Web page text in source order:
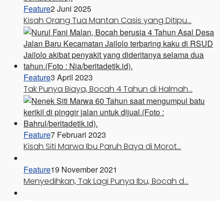
Feature2 Juni 2025
Kisah Orang Tua Mantan Casis yang Ditipu…
Feature3 April 2023
Tak Punya Biaya, Bocah 4 Tahun di Halmah…
Feature7 Februari 2023
Kisah Siti Marwa Ibu Paruh Baya di Morot…
Feature19 November 2021
Menyedihkan, Tak Lagi Punya Ibu, Bocah d…